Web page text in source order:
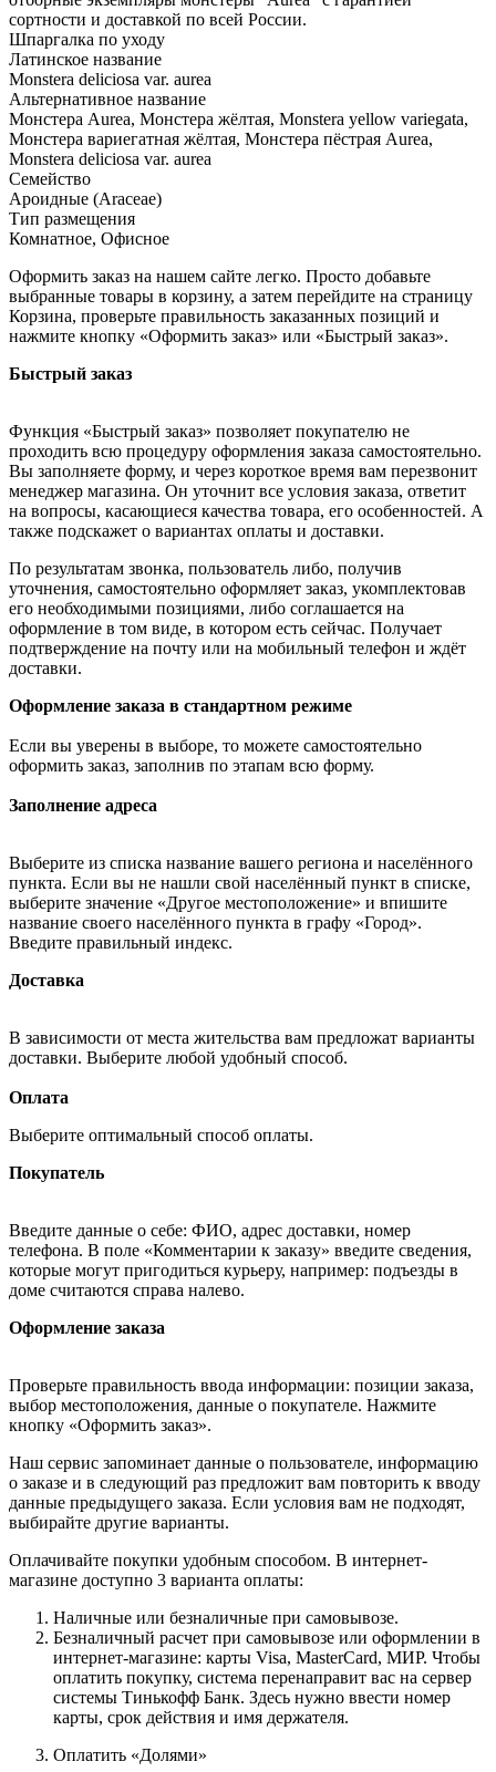
сортности и доставкой по всей России.
Шпаргалка по уходу
Латинское название
Monstera deliciosa var. aurea
Альтернативное название
Монстера Aurea, Монстера жёлтая, Monstera yellow variegata,
Монстера вариегатная жёлтая, Монстера пёстрая Aurea,
Monstera deliciosa var. aurea
Семейство
Ароидные (Araceae)
Тип размещения
Комнатное, Офисное
Оформить заказ на нашем сайте легко. Просто добавьте
выбранные товары в корзину, а затем перейдите на страницу
Корзина, проверьте правильность заказанных позиций и
нажмите кнопку «Оформить заказ» или «Быстрый заказ».
Быстрый заказ
Функция «Быстрый заказ» позволяет покупателю не
проходить всю процедуру оформления заказа самостоятельно.
Вы заполняете форму, и через короткое время вам перезвонит
менеджер магазина. Он уточнит все условия заказа, ответит
на вопросы, касающиеся качества товара, его особенностей. А
также подскажет о вариантах оплаты и доставки.
По результатам звонка, пользователь либо, получив
уточнения, самостоятельно оформляет заказ, укомплектовав
его необходимыми позициями, либо соглашается на
оформление в том виде, в котором есть сейчас. Получает
подтверждение на почту или на мобильный телефон и ждёт
доставки.
Оформление заказа в стандартном режиме
Если вы уверены в выборе, то можете самостоятельно
оформить заказ, заполнив по этапам всю форму.
Заполнение адреса
Выберите из списка название вашего региона и населённого
пункта. Если вы не нашли свой населённый пункт в списке,
выберите значение «Другое местоположение» и впишите
название своего населённого пункта в графу «Город».
Введите правильный индекс.
Доставка
В зависимости от места жительства вам предложат варианты
доставки. Выберите любой удобный способ.
Оплата
Выберите оптимальный способ оплаты.
Покупатель
Введите данные о себе: ФИО, адрес доставки, номер
телефона. В поле «Комментарии к заказу» введите сведения,
которые могут пригодиться курьеру, например: подъезды в
доме считаются справа налево.
Оформление заказа
Проверьте правильность ввода информации: позиции заказа,
выбор местоположения, данные о покупателе. Нажмите
кнопку «Оформить заказ».
Наш сервис запоминает данные о пользователе, информацию
о заказе и в следующий раз предложит вам повторить к вводу
данные предыдущего заказа. Если условия вам не подходят,
выбирайте другие варианты.
Оплачивайте покупки удобным способом. В интернет-
магазине доступно 3 варианта оплаты:
Наличные или безналичные при самовывозе.
Безналичный расчет при самовывозе или оформлении в
интернет-магазине: карты Visa, MasterCard, МИР. Чтобы
оплатить покупку, система перенаправит вас на сервер
системы Тинькофф Банк. Здесь нужно ввести номер
карты, срок действия и имя держателя.
Оплатить «Долями»